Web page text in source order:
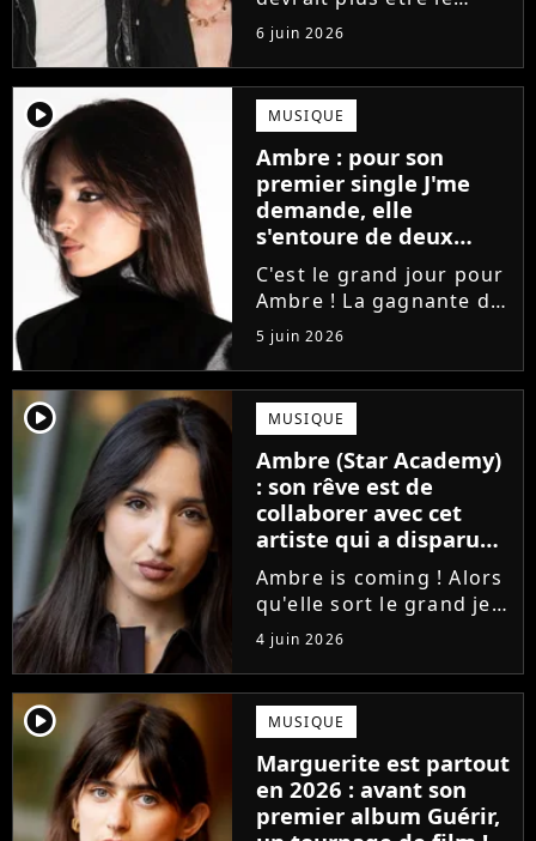
directeur de la Star
Academy lors de la
saison 2026. Et pour lui
succéder, c'est un
ancien gagnant de
l'émission de TF1 qui
sera aujourd'hui...
6 juin 2026
player2 MUSIQUE
Ambre : pour son
premier single J'me
demande, elle
s'entoure de deux
proches de Slimane
C'est le grand jour pour
Ambre ! La gagnante de
la Star Academy fait ses
premiers pas dans
l'industrie en publiant
J'me demande, un
premier single que la
chanteuse a
confectionné avec...
5 juin 2026
player2 MUSIQUE
Ambre (Star Academy)
: son rêve est de
collaborer avec cet
artiste qui a disparu
des radars, "c'est un
génie"
Ambre is coming ! Alors
qu'elle sort le grand jeu
cette semaine en
publiant son premier
single J'me demande, la
gagnante de la Star
Academy affiche
clairement ses
ambitions. Son rêve...
4 juin 2026
player2 MUSIQUE
Marguerite est partout
en 2026 : avant son
premier album Guérir,